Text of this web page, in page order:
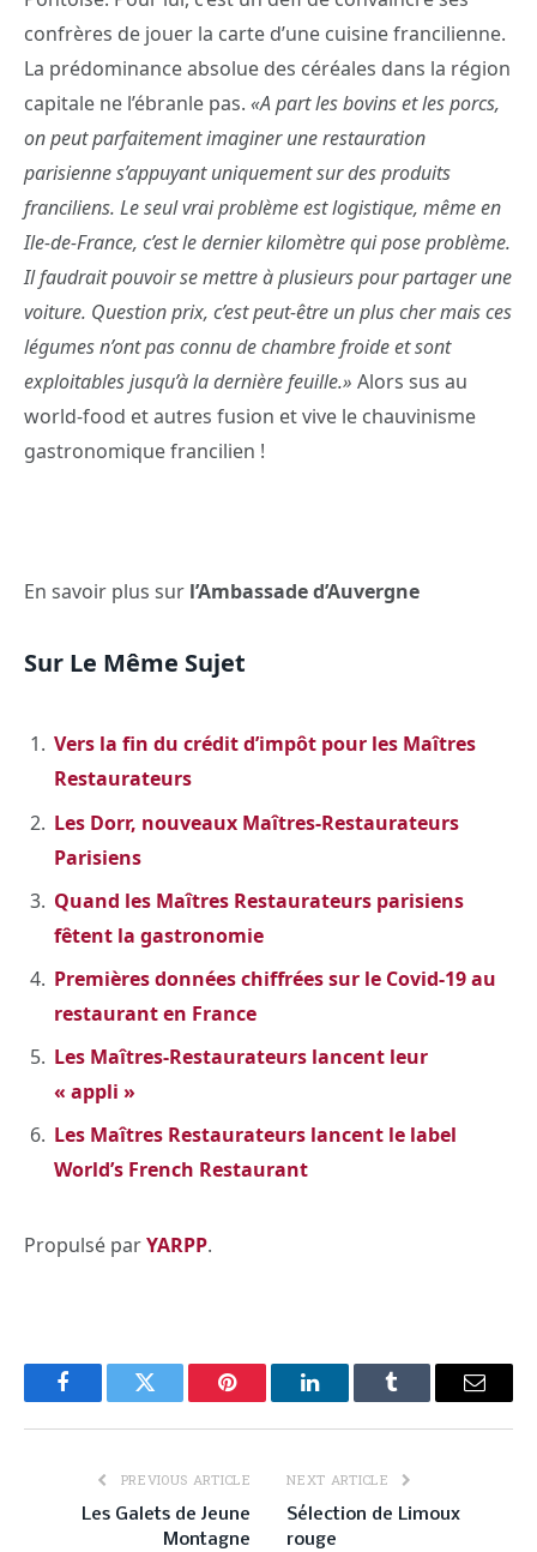
confrères de jouer la carte d’une cuisine francilienne.
La prédominance absolue des céréales dans la région
capitale ne l’ébranle pas. «A part les bovins et les porcs,
on peut parfaitement imaginer une restauration
parisienne s’appuyant uniquement sur des produits
franciliens. Le seul vrai problème est logistique, même en
Ile-de-France, c’est le dernier kilomètre qui pose problème.
Il faudrait pouvoir se mettre à plusieurs pour partager une
voiture. Question prix, c’est peut-être un plus cher mais ces
légumes n’ont pas connu de chambre froide et sont
exploitables jusqu’à la dernière feuille.» Alors sus au
world-food et autres fusion et vive le chauvinisme
gastronomique francilien !
En savoir plus sur l’Ambassade d’Auvergne
Sur Le Même Sujet
Vers la fin du crédit d’impôt pour les Maîtres
Restaurateurs
Les Dorr, nouveaux Maîtres-Restaurateurs
Parisiens
Quand les Maîtres Restaurateurs parisiens
fêtent la gastronomie
Premières données chiffrées sur le Covid-19 au
restaurant en France
Les Maîtres-Restaurateurs lancent leur
« appli »
Les Maîtres Restaurateurs lancent le label
World’s French Restaurant
Propulsé parYARPP.
FacebookTwitter Pinterest LinkedInTumblr Email
PREVIOUS ARTICLE
Les Galets de Jeune
Montagne
NEXT ARTICLE
Sélection de Limoux
rouge